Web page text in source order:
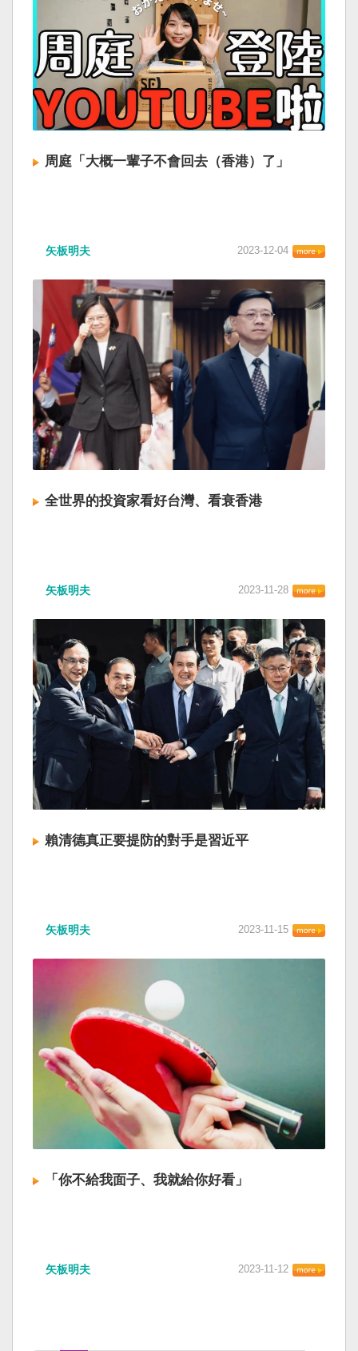
周庭「大概一輩子不會回去（香港）了」
矢板明夫 2023-12-04
全世界的投資家看好台灣、看衰香港
矢板明夫 2023-11-28
賴清德真正要提防的對手是習近平
矢板明夫 2023-11-15
「你不給我面子、我就給你好看」
矢板明夫 2023-11-12